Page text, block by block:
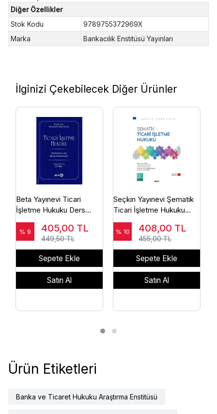
Diğer Özellikler
Stok Kodu
9789755372969X
Marka
Bankacılık Enstitüsü Yayınları
İlginizi Çekebilecek Diğer Ürünler
Beta Yayınevi Ticari
İşletme Hukuku Ders
Notları (Mehmet Bahtiyar)
% 9 405,00 TL
449,50 TL
Sepete Ekle
Satın Al
Seçkin Yayınevi Şematik
Ticari İşletme Hukuku
(Ömer Korkut)
% 10 408,00 TL
455,00 TL
Sepete Ekle
Satın Al
Ürün Etiketleri
Banka ve Ticaret Hukuku Araştırma Enstitüsü